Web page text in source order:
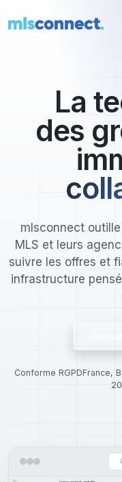
La
des
mlsconnect
MLS et leurs
suivre les offres et
infrastructure
Conforme RGPDFrance,